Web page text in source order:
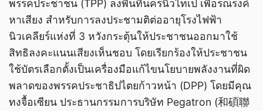
พรรคประชาชน (TPP) ลงพื้นที่นครนิวไทเป เพื่อรณรงค์
หาเสียง สำหรับการลงประชามติต่ออายุโรงไฟฟ้า
นิวเคลียร์แห่งที่ 3 หวังกระตุ้นให้ประชาชนออกมาใช้
สิทธิลงคะแนนเสียงเห็นชอบ โดยเรียกร้องให้ประชาชน
ใช้บัตรเลือกตั้งเป็นเครื่องมือแก้ไขนโยบายพลังงานที่ผิด
พลาดของพรรคประชาธิปไตยก้าวหน้า (DPP) โดยมีคุณ
ทงจื้อเซียน ประธานกรรมการบริษัท Pegatron (和碩聯